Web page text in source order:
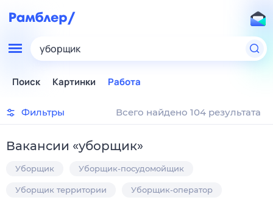
уборщик
Поиск Картинки Работа
Фильтры Всего найдено 104 результата
Вакансии «уборщик»
Уборщик Уборщик-посудомойщик
Уборщик территории Уборщик-оператор